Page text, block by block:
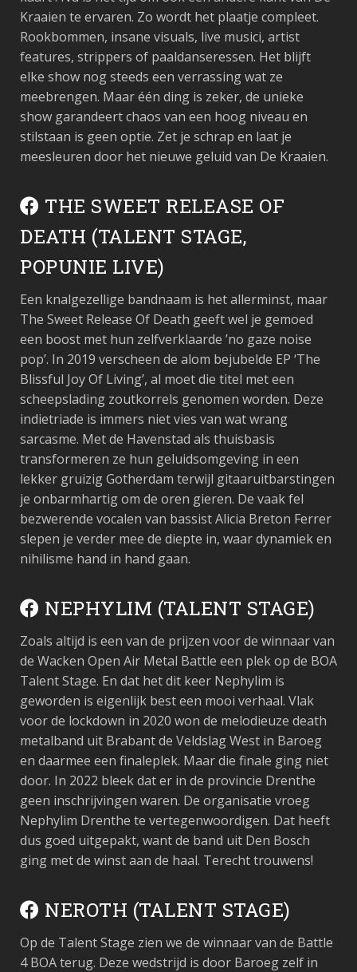
Kraaien te ervaren. Zo wordt het plaatje compleet.
Rookbommen, insane visuals, live musici, artist
features, strippers of paaldanseressen. Het blijft
elke show nog steeds een verrassing wat ze
meebrengen. Maar één ding is zeker, de unieke
show garandeert chaos van een hoog niveau en
stilstaan is geen optie. Zet je schrap en laat je
meesleuren door het nieuwe geluid van De Kraaien.
THE SWEET RELEASE OF
DEATH (TALENT STAGE,
POPUNIE LIVE)
Een knalgezellige bandnaam is het allerminst, maar
The Sweet Release Of Death geeft wel je gemoed
een boost met hun zelfverklaarde ’no gaze noise
pop’. In 2019 verscheen de alom bejubelde EP ‘The
Blissful Joy Of Living’, al moet die titel met een
scheepslading zoutkorrels genomen worden. Deze
indietriade is immers niet vies van wat wrang
sarcasme. Met de Havenstad als thuisbasis
transformeren ze hun geluidsomgeving in een
lekker gruizig Gotherdam terwijl gitaaruitbarstingen
je onbarmhartig om de oren gieren. De vaak fel
bezwerende vocalen van bassist Alicia Breton Ferrer
slepen je verder mee de diepte in, waar dynamiek en
nihilisme hand in hand gaan.
NEPHYLIM (TALENT STAGE)
Zoals altijd is een van de prijzen voor de winnaar van
de Wacken Open Air Metal Battle een plek op de BOA
Talent Stage. En dat het dit keer Nephylim is
geworden is eigenlijk best een mooi verhaal. Vlak
voor de lockdown in 2020 won de melodieuze death
metalband uit Brabant de Veldslag West in Baroeg
en daarmee een finaleplek. Maar die finale ging niet
door. In 2022 bleek dat er in de provincie Drenthe
geen inschrijvingen waren. De organisatie vroeg
Nephylim Drenthe te vertegenwoordigen. Dat heeft
dus goed uitgepakt, want de band uit Den Bosch
ging met de winst aan de haal. Terecht trouwens!
NEROTH (TALENT STAGE)
Op de Talent Stage zien we de winnaar van de Battle
4 BOA terug. Deze wedstrijd is door Baroeg zelf in